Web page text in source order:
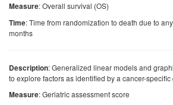
Measure: Overall survival (OS)
Time: Time from randomization to death due to
months
Description: Generalized linear models and
to explore factors as identified by a cancer-
Measure: Geriatric assessment score